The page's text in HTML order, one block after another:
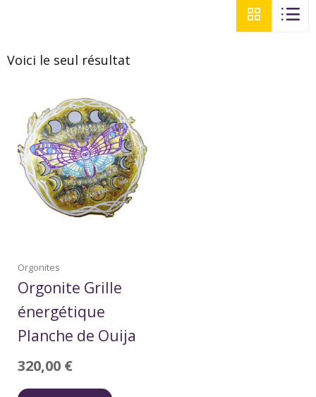
Voici le seul résultat
Orgonites
Orgonite Grille
énergétique
Planche de Ouija
320,00 €